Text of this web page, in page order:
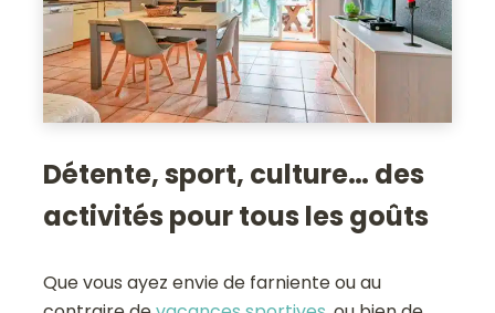
Détente, sport, culture… des
activités pour tous les goûts
Que vous ayez envie de farniente ou au